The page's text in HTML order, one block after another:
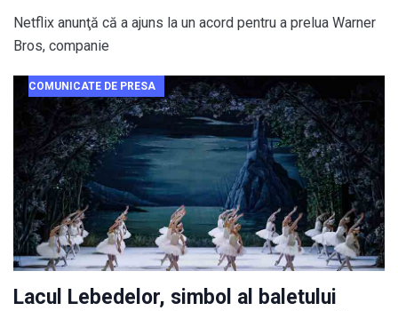
Netflix anunţă că a ajuns la un acord pentru a prelua Warner
Bros, companie
COMUNICATE DE PRESA
Lacul Lebedelor, simbol al baletului